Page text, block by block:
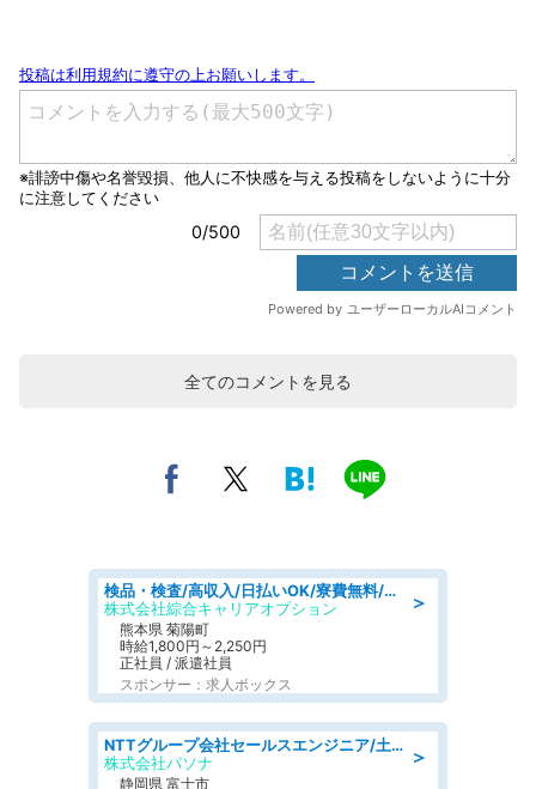
全てのコメントを見る
＞
検品・検査/高収入/日払いOK/寮費無料/日勤/20・30・40代活躍中
株式会社綜合キャリアオプション
熊本県 菊陽町
時給1,800円～2,250円
正社員 / 派遣社員
スポンサー：求人ボックス
＞
NTTグループ会社セールスエンジニア/土日休み/システムエンジニア
株式会社パソナ
静岡県 富士市